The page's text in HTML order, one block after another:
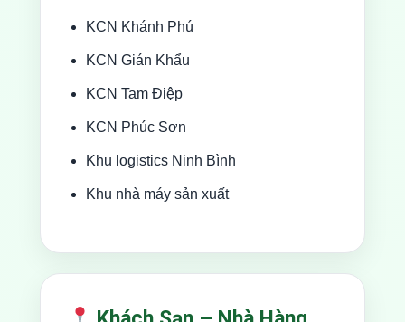
KCN Khánh Phú
KCN Gián Khẩu
KCN Tam Điệp
KCN Phúc Sơn
Khu logistics Ninh Bình
Khu nhà máy sản xuất